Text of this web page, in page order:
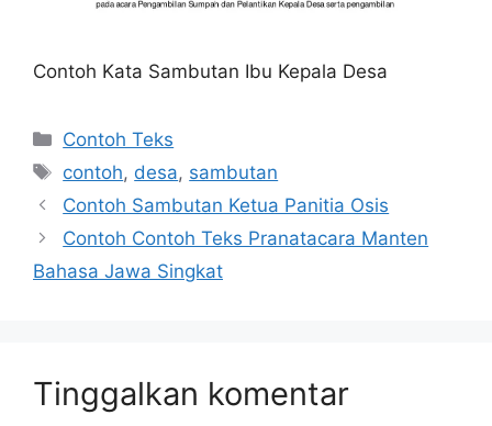
Contoh Kata Sambutan Ibu Kepala Desa
Kategori
Contoh Teks
Tag
contoh, desa, sambutan
Contoh Sambutan Ketua Panitia Osis
Contoh Contoh Teks Pranatacara Manten
Bahasa Jawa Singkat
Tinggalkan komentar